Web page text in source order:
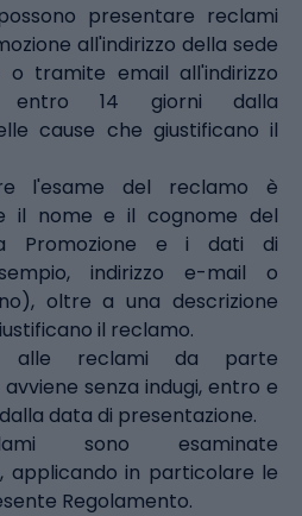
presentare reclami
all'indirizzo della sede
o tramite email all'indirizzo
entro 14 giorni dalla
cause che giustificano il
l'esame del reclamo è
il nome e il cognome del
Promozione e i dati di
indirizzo e-mail o
oltre a una descrizione
il reclamo.
alle reclami da parte
senza indugi, entro e
data di presentazione.
sono esaminate
applicando in particolare le
Regolamento.